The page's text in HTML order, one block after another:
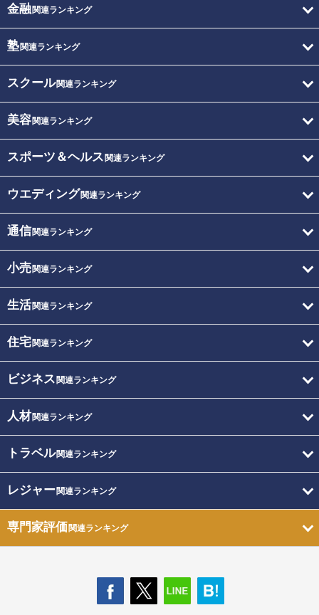
金融関連ランキング
塾関連ランキング
スクール関連ランキング
美容関連ランキング
スポーツ＆ヘルス 関連ランキング
ウエディング関連ランキング
通信関連ランキング
小売関連ランキング
生活関連ランキング
住宅関連ランキング
ビジネス 関連ランキング
人材関連ランキング
トラベル関連ランキング
レジャー関連ランキング
専門家評価関連ランキング